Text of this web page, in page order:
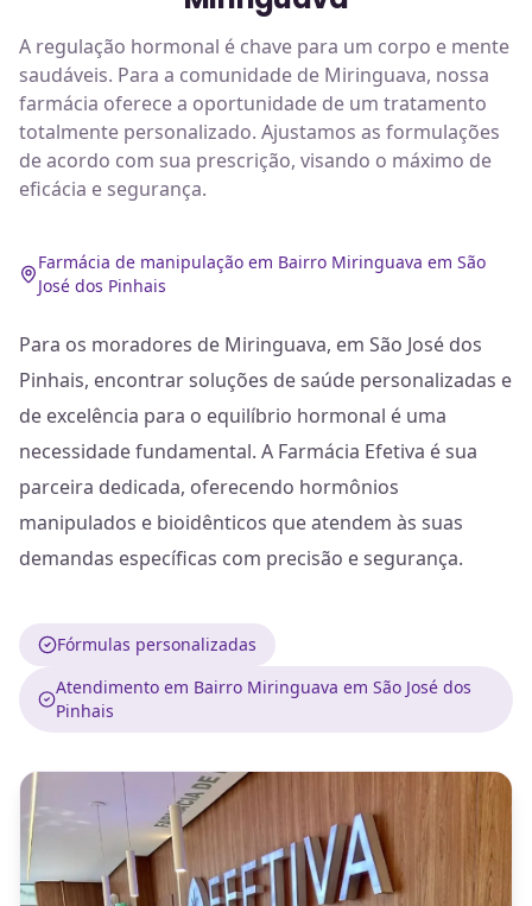
A regulação hormonal é chave para um corpo e mente
saudáveis. Para a comunidade de Miringuava, nossa
farmácia oferece a oportunidade de um tratamento
totalmente personalizado. Ajustamos as formulações
de acordo com sua prescrição, visando o máximo de
eficácia e segurança.
Farmácia de manipulação em Bairro Miringuava em São
José dos Pinhais
Para os moradores de Miringuava, em São José dos
Pinhais, encontrar soluções de saúde personalizadas e
de excelência para o equilíbrio hormonal é uma
necessidade fundamental. A Farmácia Efetiva é sua
parceira dedicada, oferecendo hormônios
manipulados e bioidênticos que atendem às suas
demandas específicas com precisão e segurança.
Fórmulas personalizadas
Atendimento em Bairro Miringuava em São José dos
Pinhais